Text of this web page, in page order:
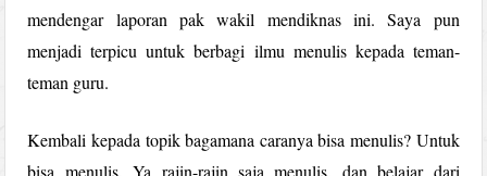
mendengar laporan pak wakil mendiknas ini. Saya pun
menjadi terpicu untuk berbagi ilmu menulis kepada teman-
teman guru.
Kembali kepada topik bagamana caranya bisa menulis? Untuk
bisa menulis, Ya rajin-rajin saja menulis, dan belajar dari